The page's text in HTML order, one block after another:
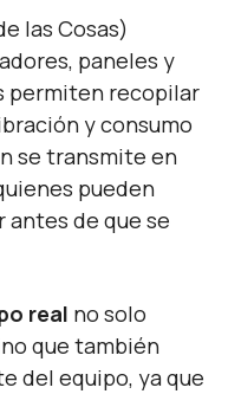
las Cosas)
paneles y
permiten recopilar
y consumo
se transmite en
pueden
de que se
real no solo
que también
del equipo, ya que